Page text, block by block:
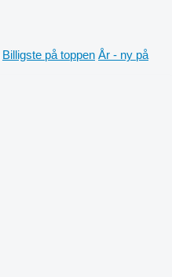
Billigste på toppen År - ny på